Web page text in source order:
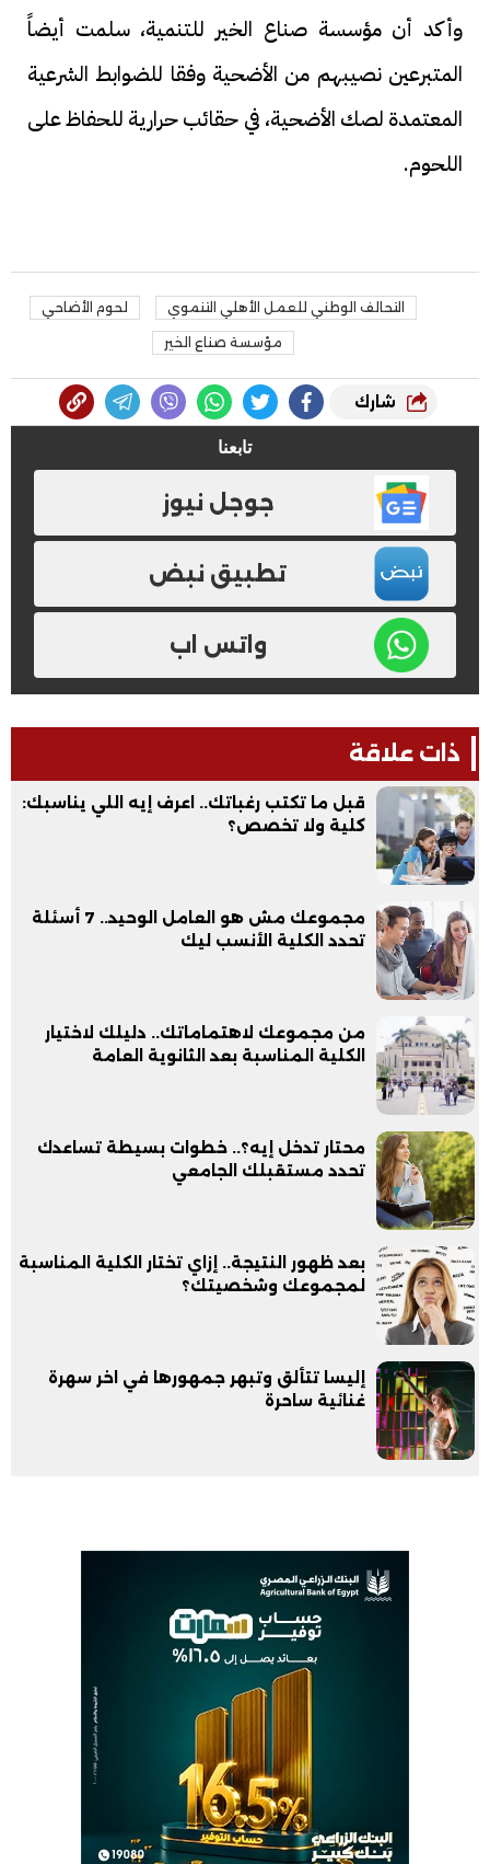
وأكد أن مؤسسة صناع الخير للتنمية، سلمت أيضاً
المتبرعين نصيبهم من الأضحية وفقا للضوابط الشرعية
المعتمدة لصك الأضحية، في حقائب حرارية للحفاظ على
اللحوم.
التحالف الوطني للعمل الأهلي التنموي لحوم الأضاحي
مؤسسة صناع الخير
شارك
تابعنا
جوجل نيوز
تطبيق نبض
واتس اب
ذات علاقة
قبل ما تكتب رغباتك.. اعرف إيه اللي يناسبك:
كلية ولا تخصص؟
مجموعك مش هو العامل الوحيد.. 7 أسئلة
تحدد الكلية الأنسب ليك
من مجموعك لاهتماماتك.. دليلك لاختيار
الكلية المناسبة بعد الثانوية العامة
محتار تدخل إيه؟.. خطوات بسيطة تساعدك
تحدد مستقبلك الجامعي
بعد ظهور النتيجة.. إزاي تختار الكلية المناسبة
لمجموعك وشخصيتك؟
إليسا تتألق وتبهر جمهورها في اخر سهرة
غنائية ساحرة